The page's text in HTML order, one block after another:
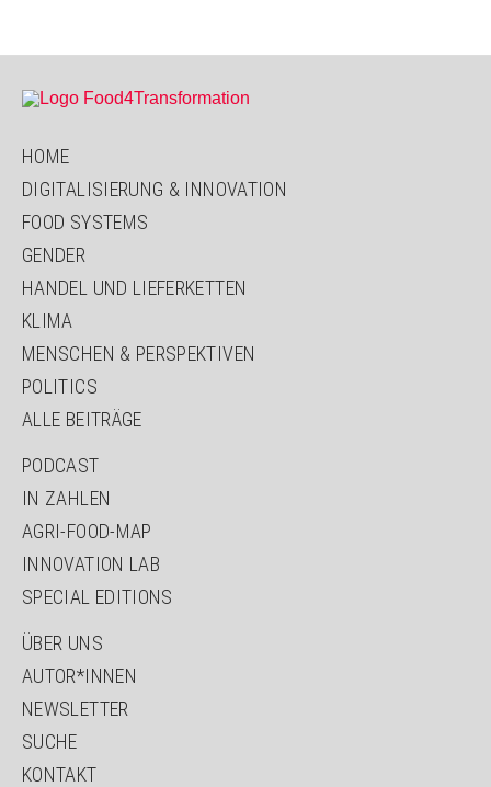
HOME
DIGITALISIERUNG & INNOVATION
FOOD SYSTEMS
GENDER
HANDEL UND LIEFERKETTEN
KLIMA
MENSCHEN & PERSPEKTIVEN
POLITICS
ALLE BEITRÄGE
PODCAST
IN ZAHLEN
AGRI-FOOD-MAP
INNOVATION LAB
SPECIAL EDITIONS
ÜBER UNS
AUTOR*INNEN
NEWSLETTER
SUCHE
KONTAKT